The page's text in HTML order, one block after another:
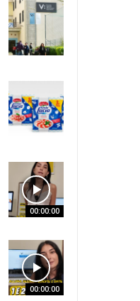
00:00:00
00:00:00